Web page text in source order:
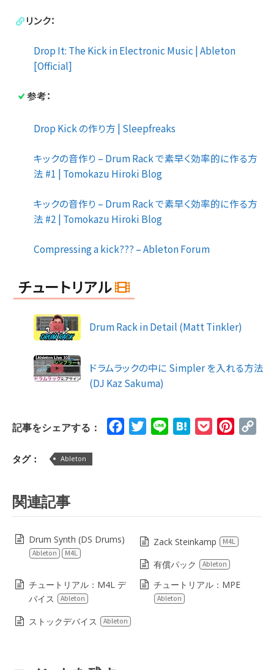
リンク：
Drop It: The Kick in Electronic Music | Ableton
[Official]
参考：
Drop Kick の作り方 | Sleepfreaks
キックの音作り – Drum Rack で素早く効率的に作る方
法 #1 | Tomokazu Hiroki Blog
キックの音作り – Drum Rack で素早く効率的に作る方
法 #2 | Tomokazu Hiroki Blog
Compressing a kick??? – Ableton Forum
チュートリアル
Drum Rack in Detail (Matt Tinkler)
ドラムラックの中に Simpler を入れる方法
(DJ Kaz Sakuma)
記事をシェアする： FacebookTwitterLine HatenaPocket
タグ： Ableton
関連記事
Drum Synth (DS Drums)
Ableton M4L
Zack Steinkamp M4L
有償パック Ableton
チュートリアル：M4L デ
バイス
Ableton
チュートリアル：MPE
Ableton
ストックデバイス Ableton